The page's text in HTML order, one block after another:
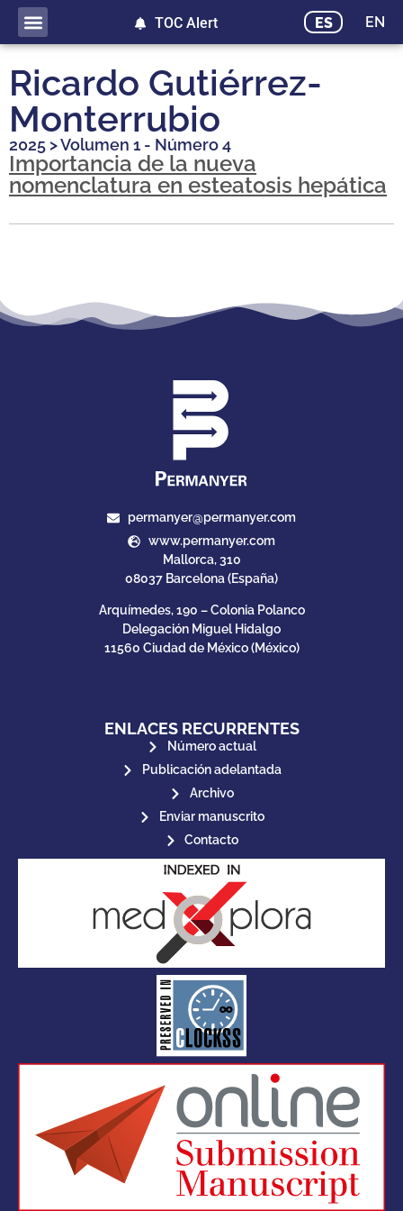
ES EN
TOC Alert
Ricardo Gutiérrez-
Monterrubio
2025 >Volumen 1 - Número 4
Importancia de la nueva
nomenclatura en esteatosis hepática
permanyer@permanyer.com
www.permanyer.com
Mallorca, 310
08037 Barcelona (España)
Arquímedes, 190 – Colonia Polanco
Delegación Miguel Hidalgo
11560 Ciudad de México (México)
ENLACES RECURRENTES
Número actual
Publicación adelantada
Archivo
Enviar manuscrito
Contacto
CLOCKSS is a dak archive that
ensures the long-term survival
of web-based scholary
publications, governed by and
for its stakeholders.